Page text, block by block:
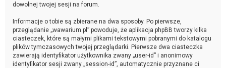
dowolnej twojej sesji na forum.
Informacje o tobie są zbierane na dwa sposoby. Po pierwsze,
przeglądanie „wawarium.pl” powoduje, że aplikacja phpBB tworzy kilka
ciasteczek, które są małymi plikami tekstowymi pobranymi do katalogu
plików tymczasowych twojej przeglądarki. Pierwsze dwa ciasteczka
zawierają identyfikator użytkownika zwany „user-id” i anonimowy
identyfikator sesji zwany „session-id”, automatycznie przyznane ci